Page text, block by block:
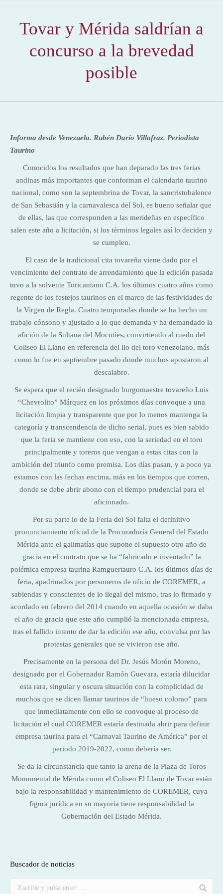
Tovar y Mérida saldrían a
concurso a la brevedad
posible
Informa desde Venezuela. Rubén Darío Villafraz. Periodista
Taurino
Conocidos los resultados que han deparado las tres ferias
andinas más importantes que conforman el calendario taurino
nacional, como son la septembrina de Tovar, la sancristobalence
de San Sebastián y la carnavalesca del Sol, es bueno señalar que
de ellas, las que corresponden a las merideñas en específico
salen este año a licitación, si los términos legales así lo deciden y
se cumplen.
El caso de la tradicional cita tovareña viene dado por el
vencimiento del contrato de arrendamiento que la edición pasada
tuvo a la solvente Toricantano C.A. los últimos cuatro años como
regente de los festejos taurinos en el marco de las festividades de
la Virgen de Regla. Cuatro temporadas donde se ha hecho un
trabajo cónsono y ajustado a lo que demanda y ha demandado la
afición de la Sultana del Mocotíes, convirtiendo al ruedo del
Coliseo El Llano en referencia del lio del toro venezolano, más
como lo fue en septiembre pasado donde muchos apostaron al
descalabro.
Se espera que el recién designado burgomaestre tovareño Luis
“Chevrolito” Márquez en los próximos días convoque a una
licitación limpia y transparente que por lo menos mantenga la
categoría y transcendencia de dicho serial, pues es bien sabido
que la feria se mantiene con eso, con la seriedad en el toro
principalmente y toreros que vengan a estas citas con la
ambición del triunfo como premisa. Los días pasan, y a poco ya
estamos con las fechas encima, más en los tiempos que corren,
donde se debe abrir abono con el tiempo prudencial para el
aficionado.
Por su parte lo de la Feria del Sol falta el definitivo
pronunciamiento oficial de la Procuraduría General del Estado
Mérida ante el galimatías que supone el supuesto otro año de
gracia en el contrato que se ha “fabricado e inventado” la
polémica empresa taurina Ramguertauro C.A. los últimos días de
feria, apadrinados por personeros de oficio de COREMER, a
sabiendas y conscientes de lo ilegal del mismo, tras lo firmado y
acordado en febrero del 2014 cuando en aquella ocasión se daba
el año de gracia que este año cumplió la mencionada empresa,
tras el fallido intento de dar la edición ese año, convulsa por las
protestas generales que se vivieron ese año.
Precisamente en la persona del Dr. Jesús Morón Moreno,
designado por el Gobernador Ramón Guevara, estaría dilucidar
esta rara, singular y oscura situación con la complicidad de
muchos que se dicen llamar taurinos de “hueso colorao” para
que inmediatamente con ello se convoque al proceso de
licitación el cual COREMER estaría destinada abrir para definir
empresa taurina para el “Carnaval Taurino de América” por el
periodo 2019-2022, como debería ser.
Se da la circunstancia que tanto la arena de la Plaza de Toros
Monumental de Mérida como el Coliseo El Llano de Tovar están
bajo la responsabilidad y mantenimiento de COREMER, cuya
figura jurídica en su mayoría tiene responsabilidad la
Gobernación del Estado Mérida.
Buscador de noticias